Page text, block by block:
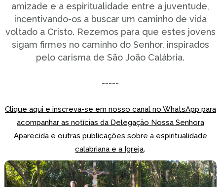
amizade e a espiritualidade entre a juventude,
incentivando-os a buscar um caminho de vida
voltado a Cristo. Rezemos para que estes jovens
sigam firmes no caminho do Senhor, inspirados
pelo carisma de São João Calábria.
-----
Clique aqui e inscreva-se em nosso canal no WhatsApp para
acompanhar as notícias da Delegação Nossa Senhora
Aparecida e outras publicações sobre a espiritualidade
calabriana e a Igreja.